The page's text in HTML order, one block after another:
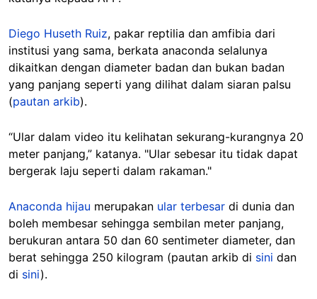
Diego Huseth Ruiz, pakar reptilia dan amfibia dari
institusi yang sama, berkata anaconda selalunya
dikaitkan dengan diameter badan dan bukan badan
yang panjang seperti yang dilihat dalam siaran palsu
(pautan arkib).
“Ular dalam video itu kelihatan sekurang-kurangnya 20
meter panjang,” katanya. "Ular sebesar itu tidak dapat
bergerak laju seperti dalam rakaman."
Anaconda hijau merupakan ular terbesar di dunia dan
boleh membesar sehingga sembilan meter panjang,
berukuran antara 50 dan 60 sentimeter diameter, dan
berat sehingga 250 kilogram (pautan arkib di sini dan
di sini).